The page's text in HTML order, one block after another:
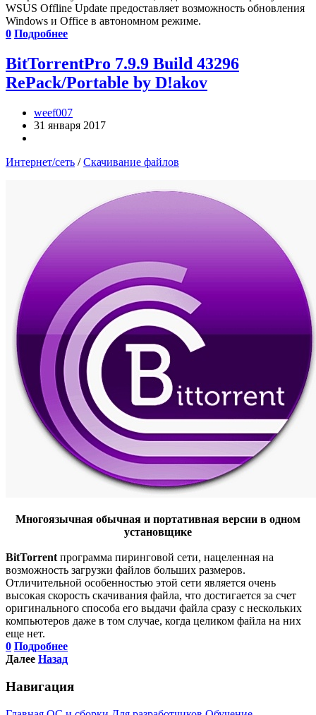
WSUS Offline Update предоставляет возможность обновления
Windows и Office в автономном режиме.
0 Подробнее
BitTorrentPro 7.9.9 Build 43296
RePack/Portable by D!akov
weef007
31 января 2017
Интернет/сеть /Скачивание файлов
Многоязычная обычная и портативная версии в одном
установщике
BitTorrent программа пиринговой сети, нацеленная на
возможность загрузки файлов больших размеров.
Отличительной особенностью этой сети является очень
высокая скорость скачивания файла, что достигается за счет
оригинального способа его выдачи файла сразу с нескольких
компьютеров даже в том случае, когда целиком файла на них
еще нет.
0 Подробнее
Далее Назад
Навигация